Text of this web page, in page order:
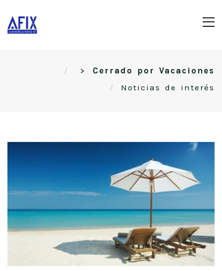
Cerrado por Vacaciones
>
Noticias de interés